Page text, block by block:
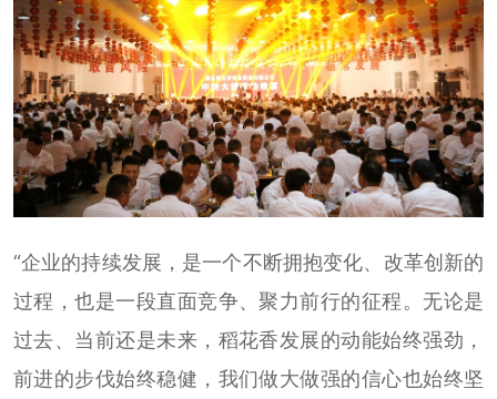
“企业的持续发展，是一个不断拥抱变化、改革创新的
过程，也是一段直面竞争、聚力前行的征程。无论是
过去、当前还是未来，稻花香发展的动能始终强劲，
前进的步伐始终稳健，我们做大做强的信心也始终坚